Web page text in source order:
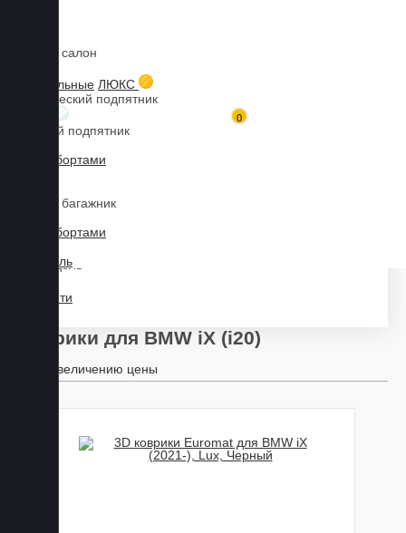
0
Коврики в салон
3D текстильные ЛЮКС
Металлический подпятник
Резиновый подпятник
3D Eva с бортами
Коврики в багажник
3D Eva с бортами
3D Текстиль
Главная Каталог товаров
Модель
Найти
Коврики для BMW iX (i20)
По увеличению цены